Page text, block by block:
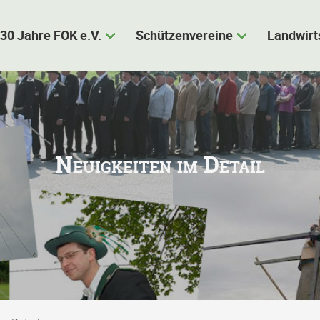
30 Jahre FOK e.V. Schützenvereine
Neuigkeiten im Detail